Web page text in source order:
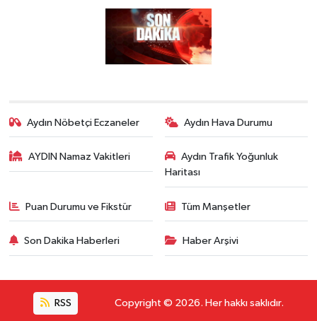
Aydın Nöbetçi Eczaneler Aydın Hava Durumu
AYDIN Namaz Vakitleri
Aydın Trafik Yoğunluk
Haritası
Puan Durumu ve Fikstür Tüm Manşetler
Son Dakika Haberleri Haber Arşivi
RSS Copyright © 2026. Her hakkı saklıdır.